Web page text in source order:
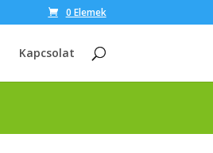
0 Elemek
Kapcsolat